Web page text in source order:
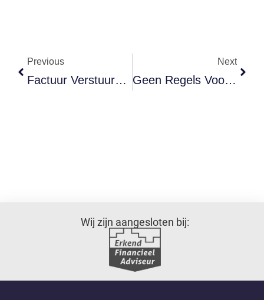
Previous
Factuur Verstuurd Met Fout? Zo Corrigeer Je Het Zonder Gedoe
Next
Geen Regels Voor Honden? Toch Ben Jij Aansprakelijk
Wij zijn aangesloten bij: